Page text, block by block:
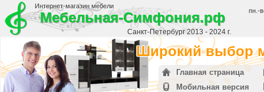
Интернет-магазин мебели
Мебельная-Симфония.рф
Санкт-Петербург 2013 - 2024 г.
пн.-
Широкий выбор
Главная страница
Мобильная версия